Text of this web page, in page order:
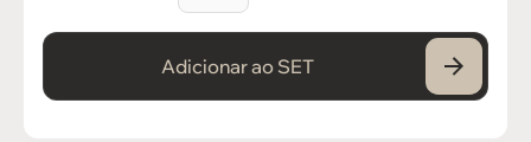
Adicionar ao SET